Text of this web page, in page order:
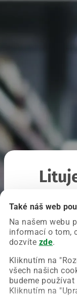
Také náš web
Na našem webu
informací o tom,
dozvíte zde.
Kliknutím na
všech našich
budeme
Kliknutím na
Chyba
Zkuste prosím